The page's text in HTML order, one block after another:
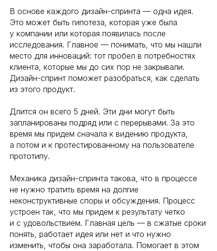
В основе каждого дизайн-спринта — одна идея.
Это может быть гипотеза, которая уже была
у компании или которая появилась после
исследования. Главное — понимать, что мы нашли
место для инноваций: тот пробел в потребностях
клиента, которые мы до сих пор не закрывали.
Дизайн-спринт поможет разобраться, как сделать
из этого продукт.
Длится он всего 5 дней. Эти дни могут быть
запланированы подряд или с перерывами. За это
время мы придем сначала к видению продукта,
а потом и к протестированному на пользователе
прототипу.
Механика дизайн-спринта такова, что в процессе
не нужно тратить время на долгие
неконструктивные споры и обсуждения. Процесс
устроен так, что мы придем к результату четко
и с удовольствием. Главная цель — в сжатые сроки
понять, работает идея или нет и что нужно
изменить, чтобы она заработала. Помогает в этом